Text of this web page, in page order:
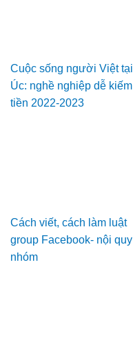
Cuộc sống người Việt tại
Úc: nghề nghiệp dễ kiếm
tiền 2022-2023
Cách viết, cách làm luật
group Facebook- nội quy
nhóm